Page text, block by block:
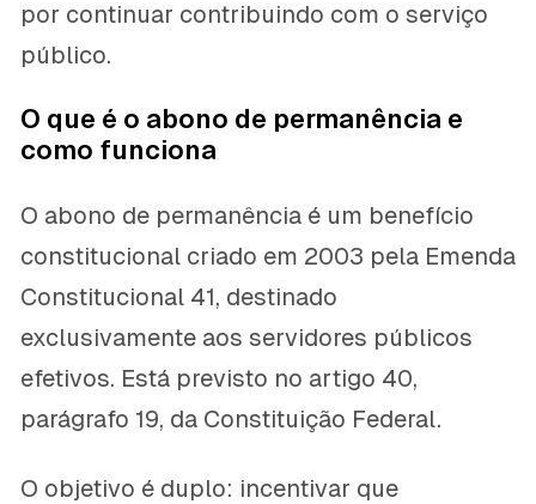
por continuar contribuindo com o serviço
público.
O que é o abono de permanência e
como funciona
O abono de permanência é um benefício
constitucional criado em 2003 pela Emenda
Constitucional 41, destinado
exclusivamente aos servidores públicos
efetivos. Está previsto no artigo 40,
parágrafo 19, da Constituição Federal.
O objetivo é duplo: incentivar que